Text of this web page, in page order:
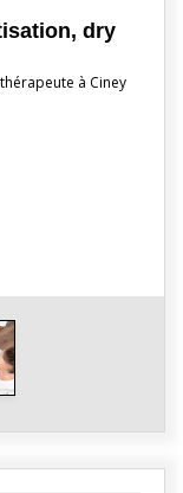
dry
à Ciney